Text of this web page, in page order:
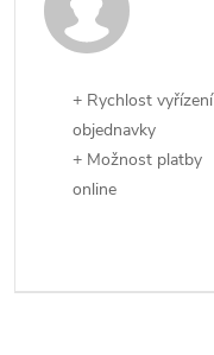
+ Rychlost vyřízení
objednavky
+ Možnost platby
online